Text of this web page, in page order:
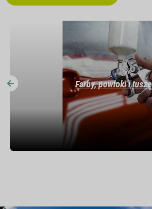
Farby, powłoki i tusze